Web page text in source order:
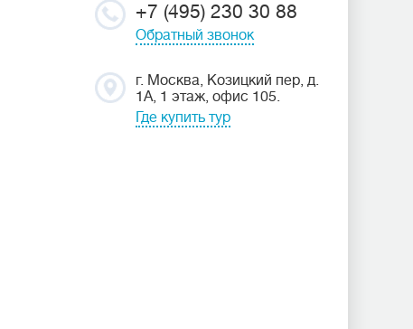
+7 (495) 230 30 88
Обратный звонок
г. Москва, Козицкий пер, д.
1А, 1 этаж, офис 105.
Где купить тур